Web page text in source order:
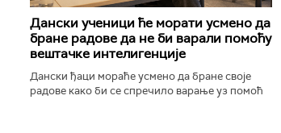
Дански ученици ће морати усмено да
бране радове да не би варали помоћу
вештачке интелигенције
Дански ђаци мораће усмено да бране своје
радове како би се спречило варање уз помоћ